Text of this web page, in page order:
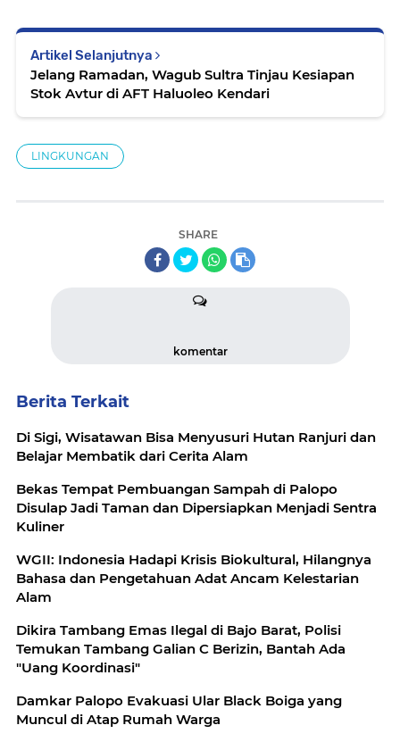
Artikel Selanjutnya
Jelang Ramadan, Wagub Sultra Tinjau Kesiapan
Stok Avtur di AFT Haluoleo Kendari
LINGKUNGAN
SHARE
komentar
Berita Terkait
Di Sigi, Wisatawan Bisa Menyusuri Hutan Ranjuri dan
Belajar Membatik dari Cerita Alam
Bekas Tempat Pembuangan Sampah di Palopo
Disulap Jadi Taman dan Dipersiapkan Menjadi Sentra
Kuliner
WGII: Indonesia Hadapi Krisis Biokultural, Hilangnya
Bahasa dan Pengetahuan Adat Ancam Kelestarian
Alam
Dikira Tambang Emas Ilegal di Bajo Barat, Polisi
Temukan Tambang Galian C Berizin, Bantah Ada
"Uang Koordinasi"
Damkar Palopo Evakuasi Ular Black Boiga yang
Muncul di Atap Rumah Warga